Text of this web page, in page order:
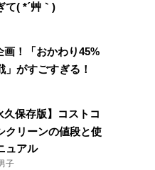
て( *´艸｀)
！「おかわり45%
」がすごすぎる！
保存版】コストコ
クリーンの値段と使
ュアル
子